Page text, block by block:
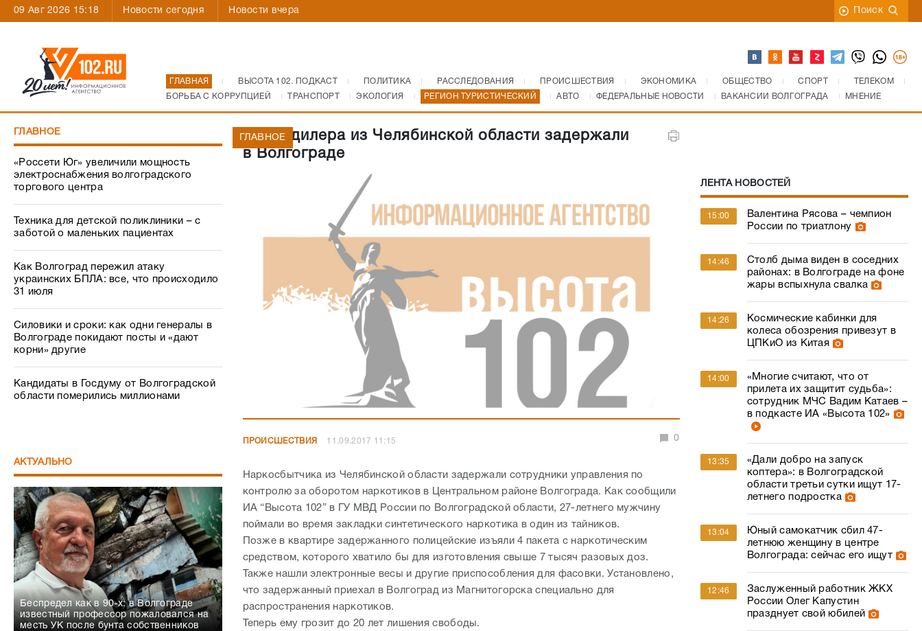
09 Авг 2026 15:18 Новости сегодня Новости вчера Поиск
ГЛАВНАЯ ВЫСОТА 102. ПОДКАСТ ПОЛИТИКА РАССЛЕДОВАНИЯ ПРОИСШЕСТВИЯ ЭКОНОМИКА ОБЩЕСТВО СПОРТ
ТЕЛЕКОМ
БОРЬБА С КОРРУПЦИЕЙ
ТРАНСПОРТ ЭКОЛОГИЯ РЕГИОН ТУРИСТИЧЕСКИЙ АВТО ФЕДЕРАЛЬНЫЕ НОВОСТИ ВАКАНСИИ ВОЛГОГРАДА МНЕНИЕ
ГЛАВНОЕ
«Россети Юг» увеличили мощность
электроснабжения волгоградского
торгового центра
Техника для детской поликлиники – с
заботой о маленьких пациентах
Как Волгоград пережил атаку
украинских БПЛА: все, что происходило
31 июля
Силовики и сроки: как одни генералы в
Волгограде покидают посты и «дают
корни» другие
Кандидаты в Госдуму от Волгоградской
области померились миллионами
АКТУАЛЬНО
Беспредел как в 90-х: в Волгограде
известный профессор пожаловался на
месть УК после бунта собственников
Наркодилера из Челябинской области задержали
в Волгограде
ГЛАВНОЕ
ПРОИСШЕСТВИЯ 11.09.2017 11:15 0
Наркосбытчика из Челябинской области задержали сотрудники управления по
контролю за оборотом наркотиков в Центральном районе Волгограда. Как сообщили
ИА “Высота 102” в ГУ МВД России по Волгоградской области, 27-летнего мужчину
поймали во время закладки синтетического наркотика в один из тайников.
Позже в квартире задержанного полицейские изъяли 4 пакета с наркотическим
средством, которого хватило бы для изготовления свыше 7 тысяч разовых доз.
Также нашли электронные весы и другие приспособления для фасовки. Установлено,
что задержанный приехал в Волгоград из Магнитогорска специально для
распространения наркотиков.
Теперь ему грозит до 20 лет лишения свободы.
ЛЕНТА НОВОСТЕЙ
15:00
Валентина Рясова – чемпион
России по триатлону
14:46
Столб дыма виден в соседних
районах: в Волгограде на фоне
жары вспыхнула свалка
14:26
Космические кабинки для
колеса обозрения привезут в
ЦПКиО из Китая
14:00
«Многие считают, что от
прилета их защитит судьба»:
сотрудник МЧС Вадим Катаев –
в подкасте ИА «Высота 102»
13:35
«Дали добро на запуск
коптера»: в Волгоградской
области третьи сутки ищут 17-
летнего подростка
13:04
Юный самокатчик сбил 47-
летнюю женщину в центре
Волгограда: сейчас его ищут
12:46
Заслуженный работник ЖКХ
России Олег Капустин
празднует свой юбилей